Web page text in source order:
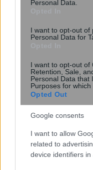
Personal Data.
I want to opt-out of
Personal Data for
I want to opt-out of
Retention, Sale,
Personal Data that
Purposes for which
Opted Out
Google consents
I want to allow
related to
device identifiers in
μελέτη του